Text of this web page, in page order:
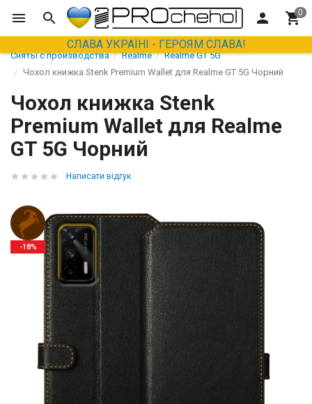
СЛАВА УКРАЇНІ - ГЕРОЯМ СЛАВА!
Сняты с производства Realme
Realme GT 5G
Чохол книжка Stenk Premium Wallet для Realme GT 5G Чорний
Чохол книжка Stenk
Premium Wallet для Realme
GT 5G Чорний
Написати відгук
-18%